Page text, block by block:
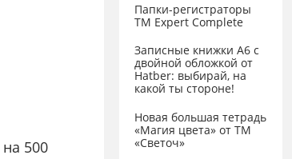
на 500
Папки-регистраторы
ТМ Expert Complete
Записные книжки А6 с
двойной обложкой от
Hatber: выбирай, на
какой ты стороне!
Новая большая тетрадь
«Магия цвета» от ТМ
«Светоч»